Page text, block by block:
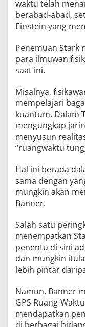
waktu telah
berabad-abad,
Einstein yang
Penemuan Stark
para ilmuwan
saat ini.
Misalnya,
mempelajari
kuantum. Dalam
mengungkap
menyusun
“ruangwaktu
Hal ini berada
sama dengan
mungkin akan
Banner.
Salah satu
menempatkan
penentu di sini
dan mungkin
lebih pintar
Namun, Banner
GPS Ruang-
mendapatkan